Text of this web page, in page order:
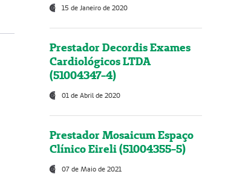
15 de Janeiro de 2020
Prestador Decordis Exames
Cardiológicos LTDA
(51004347-4)
01 de Abril de 2020
Prestador Mosaicum Espaço
Clínico Eireli (51004355-5)
07 de Maio de 2021